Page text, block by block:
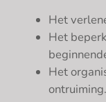
Het
Het
Het
ontruiming.